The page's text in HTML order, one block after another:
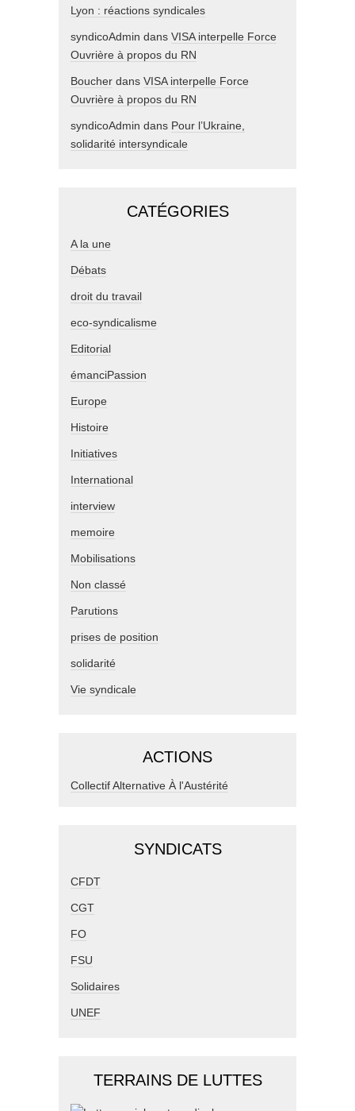
Lyon : réactions syndicales
syndicoAdmin dans VISA interpelle Force
Ouvrière à propos du RN
Boucher dans VISA interpelle Force
Ouvrière à propos du RN
syndicoAdmin dans Pour l’Ukraine,
solidarité intersyndicale
CATÉGORIES
A la une
Débats
droit du travail
eco-syndicalisme
Editorial
émanciPassion
Europe
Histoire
Initiatives
International
interview
memoire
Mobilisations
Non classé
Parutions
prises de position
solidarité
Vie syndicale
ACTIONS
Collectif Alternative À l'Austérité
SYNDICATS
CFDT
CGT
FO
FSU
Solidaires
UNEF
TERRAINS DE LUTTES